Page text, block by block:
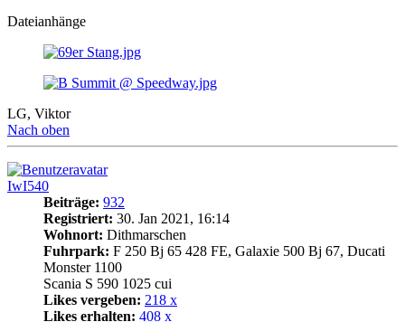
Dateianhänge
LG, Viktor
Nach oben
IwI540
Beiträge: 932
Registriert: 30. Jan 2021, 16:14
Wohnort: Dithmarschen
Fuhrpark: F 250 Bj 65 428 FE, Galaxie 500 Bj 67, Ducati
Monster 1100
Scania S 590 1025 cui
Likes vergeben: 218 x
Likes erhalten: 408 x